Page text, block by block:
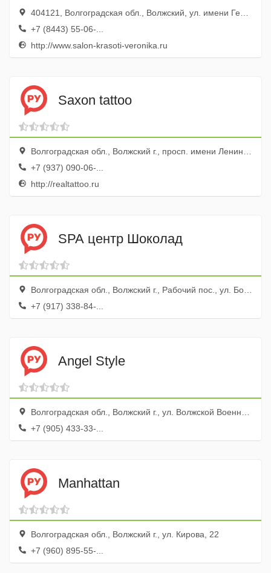
404121, Волгоградская обл., Волжский, ул. имени Генерала Карбышева, 138
+7 (8443) 55-06-...
http://www.salon-krasoti-veronika.ru
Saxon tattoo
Волгоградская обл., Волжский г., просп. имени Ленина, 203, эт. 3, оф. 3-3
+7 (937) 090-06-...
http://realtattoo.ru
SPA центр Шоколад
Волгоградская обл., Волжский г., Рабочий пос., ул. Большевистская, 70а
+7 (917) 338-84-...
Angel Style
Волгоградская обл., Волжский г., ул. Волжской Военной Флотилии, 80а
+7 (905) 433-33-...
Manhattan
Волгоградская обл., Волжский г., ул. Кирова, 22
+7 (960) 895-55-...